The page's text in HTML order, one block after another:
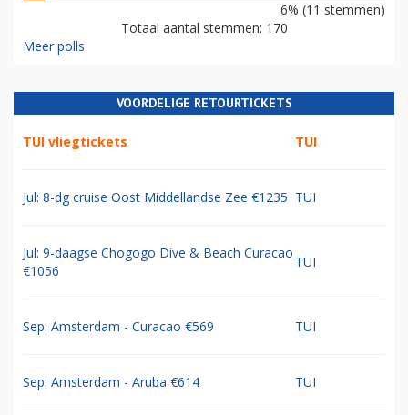
6% (11 stemmen)
Totaal aantal stemmen: 170
Meer polls
VOORDELIGE RETOURTICKETS
TUI vliegtickets TUI
Jul: 8-dg cruise Oost Middellandse Zee €1235 TUI
Jul: 9-daagse Chogogo Dive & Beach Curacao
€1056
TUI
Sep: Amsterdam - Curacao €569 TUI
Sep: Amsterdam - Aruba €614 TUI